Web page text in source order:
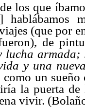
los que
(que por
de
lucha
y una
como un
la puerta
vivir.